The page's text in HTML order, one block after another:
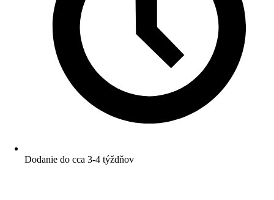
Dodanie do cca 3-4 týždňov